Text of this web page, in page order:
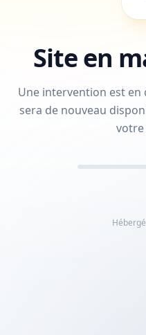
Site en
Une intervention est en
sera de nouveau
votre